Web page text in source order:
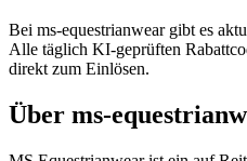
Bei ms-equestrianwear gibt es
Alle täglich KI-geprüften
direkt zum Einlösen.
Über ms-